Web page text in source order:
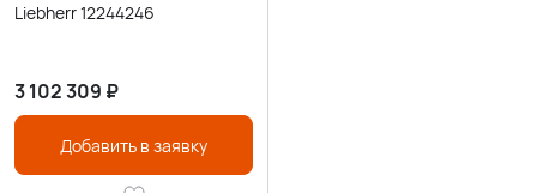
Liebherr 12244246
3 102 309 ₽
Добавить в заявку